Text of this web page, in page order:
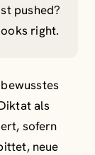
pushed?
right.
als
sofern
neue